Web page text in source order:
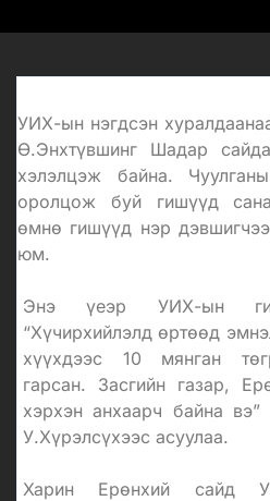
УИХ-ын нэгдсэн
Ө.Энхтүвшинг Шадар
хэлэлцэж байна.
оролцож буй гишүүд
өмнө гишүүд нэр
юм.
Энэ үеэр УИХ-ын
“Хүчирхийлэлд өртөөд
хүүхдээс 10 мянган
гарсан. Засгийн газар,
хэрхэн анхаарч байна
У.Хүрэлсүхээс асуулаа.
Харин Ерөнхий сайд